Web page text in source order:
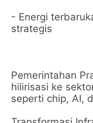
- Energi
strategis
Pemerintahan
hilirisasi ke
seperti chip, AI,